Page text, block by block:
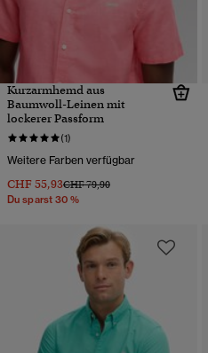
Kurzarmhemd aus
Baumwoll-Leinen mit
lockerer Passform
(1)
Weitere Farben verfügbar
CHF 55,93Preis wurde reduziert von
CHF 79,90bis
Du sparst 30 %